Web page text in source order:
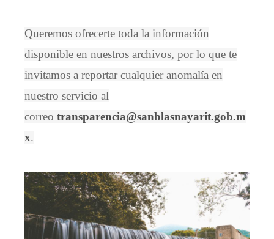
Queremos ofrecerte toda la información
disponible en nuestros archivos, por lo que te
invitamos a reportar cualquier anomalía en
nuestro servicio al
correo transparencia@sanblasnayarit.gob.m
x.